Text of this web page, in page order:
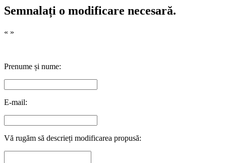
Semnalați o modificare necesară.
« »
Prenume și nume:
E-mail:
Vă rugăm să descrieți modificarea propusă: